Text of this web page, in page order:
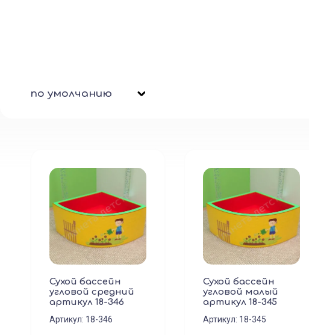
по умолчанию
Сухой бассейн
угловой средний
артикул 18-346
Артикул: 18-346
Сухой бассейн
угловой малый
артикул 18-345
Артикул: 18-345